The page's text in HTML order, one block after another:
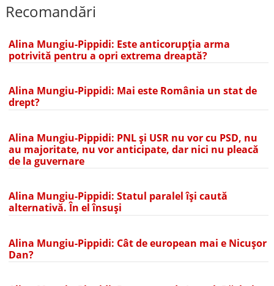
Recomandări
Alina Mungiu-Pippidi: Este anticorupția arma
potrivită pentru a opri extrema dreaptă?
Alina Mungiu-Pippidi: Mai este România un stat de
drept?
Alina Mungiu-Pippidi: PNL și USR nu vor cu PSD, nu
au majoritate, nu vor anticipate, dar nici nu pleacă
de la guvernare
Alina Mungiu-Pippidi: Statul paralel își caută
alternativă. În el însuși
Alina Mungiu-Pippidi: Cât de european mai e Nicușor
Dan?